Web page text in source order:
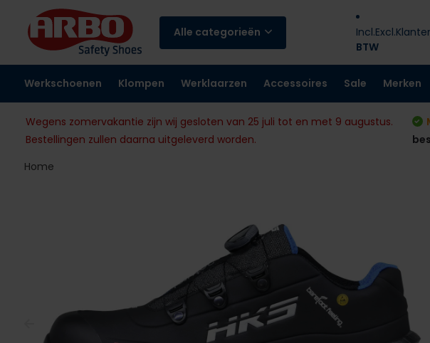
Alle categorieën Incl.Excl.
BTW
Werkschoenen Klompen Werklaarzen Accessoires Sale Merken
Wegens zomervakantie zijn wij gesloten van 25 juli tot en met 9 augustus.
Bestellingen zullen daarna uitgeleverd worden.
Home